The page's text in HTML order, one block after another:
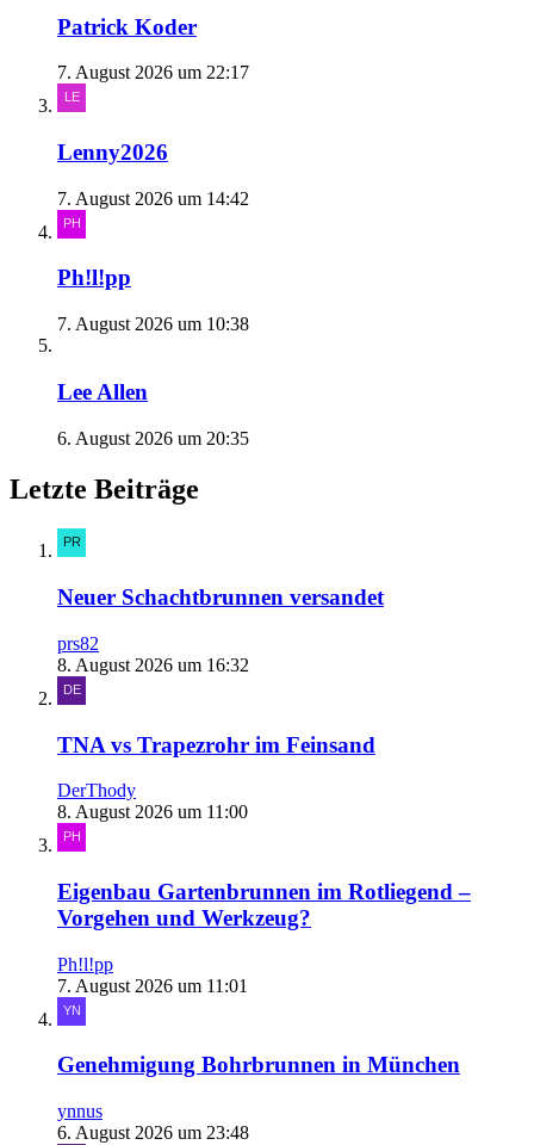
Patrick Koder
7. August 2026 um 22:17
Lenny2026
7. August 2026 um 14:42
Ph!l!pp
7. August 2026 um 10:38
Lee Allen
6. August 2026 um 20:35
Letzte Beiträge
Neuer Schachtbrunnen versandet
prs82
8. August 2026 um 16:32
TNA vs Trapezrohr im Feinsand
DerThody
8. August 2026 um 11:00
Eigenbau Gartenbrunnen im Rotliegend –
Vorgehen und Werkzeug?
Ph!l!pp
7. August 2026 um 11:01
Genehmigung Bohrbrunnen in München
ynnus
6. August 2026 um 23:48